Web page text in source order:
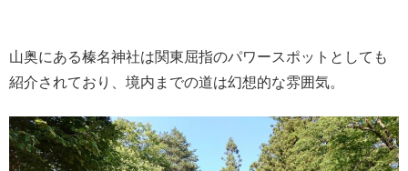
山奥にある榛名神社は関東屈指のパワースポットとしても
紹介されており、境内までの道は幻想的な雰囲気。